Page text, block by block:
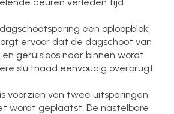
een oploopblok
ervoor dat de dagschoot van
geruisloos naar binnen wordt
sluitnaad eenvoudig overbrugt.
voorzien van twee uitsparingen
wordt geplaatst. De nastelbare